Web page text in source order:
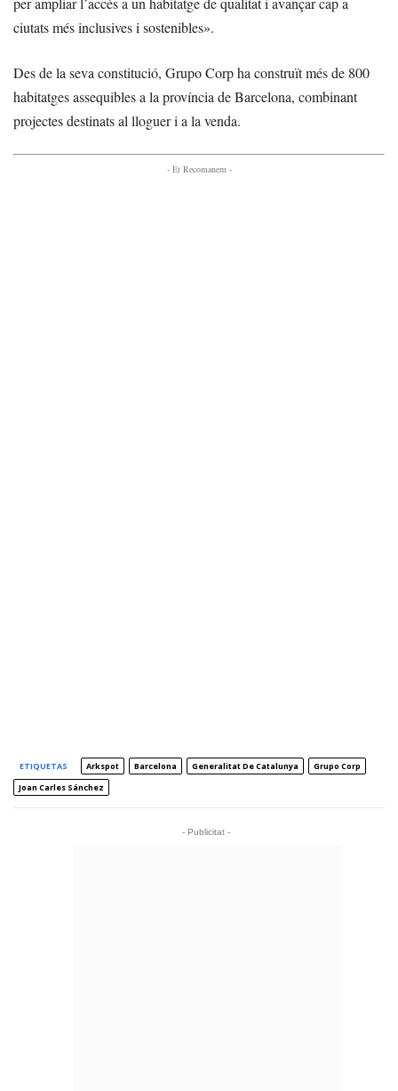
ciutats més inclusives i sostenibles».
Des de la seva constitució, Grupo Corp ha construït més de 800
habitatges assequibles a la província de Barcelona, combinant
projectes destinats al lloguer i a la venda.
- Et Recomanem -
ETIQUETAS Arkspot Barcelona Generalitat De Catalunya
Grupo Corp
Joan Carles Sánchez
- Publicitat -